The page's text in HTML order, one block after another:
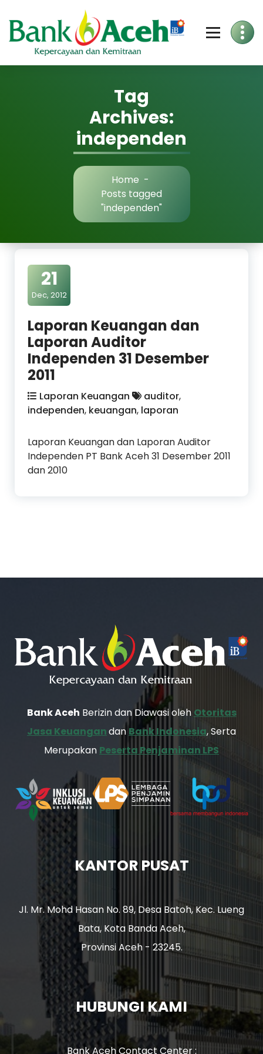
to
Content
Tag
Archives:
independen
Home -
Posts tagged
"independen"
21
Dec, 2012
Laporan Keuangan dan
Laporan Auditor
Independen 31 Desember
2011
Laporan Keuangan auditor,
independen, keuangan, laporan
Laporan Keuangan dan Laporan Auditor
Independen PT Bank Aceh 31 Desember 2011
dan 2010
Bank Aceh Berizin dan Diawasi oleh Otoritas
Jasa Keuangandan Bank Indonesia, Serta
Merupakan Peserta Penjaminan LPS
KANTOR PUSAT
Jl. Mr. Mohd Hasan No. 89, Desa Batoh, Kec. Lueng
Bata, Kota Banda Aceh,
Provinsi Aceh - 23245.
HUBUNGI KAMI
Bank Aceh Contact Center :